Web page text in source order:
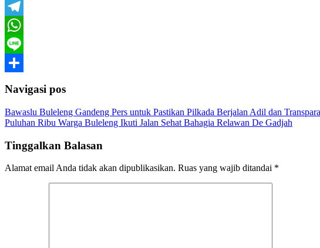
Email
Telegram
WhatsApp
Line
Navigasi pos
Bawaslu Buleleng Gandeng Pers untuk Pastikan Pilkada Berjalan Adil dan
Puluhan Ribu Warga Buleleng Ikuti Jalan Sehat Bahagia Relawan De Gadjah
Tinggalkan Balasan
Alamat email Anda tidak akan dipublikasikan. Ruas yang wajib ditandai *